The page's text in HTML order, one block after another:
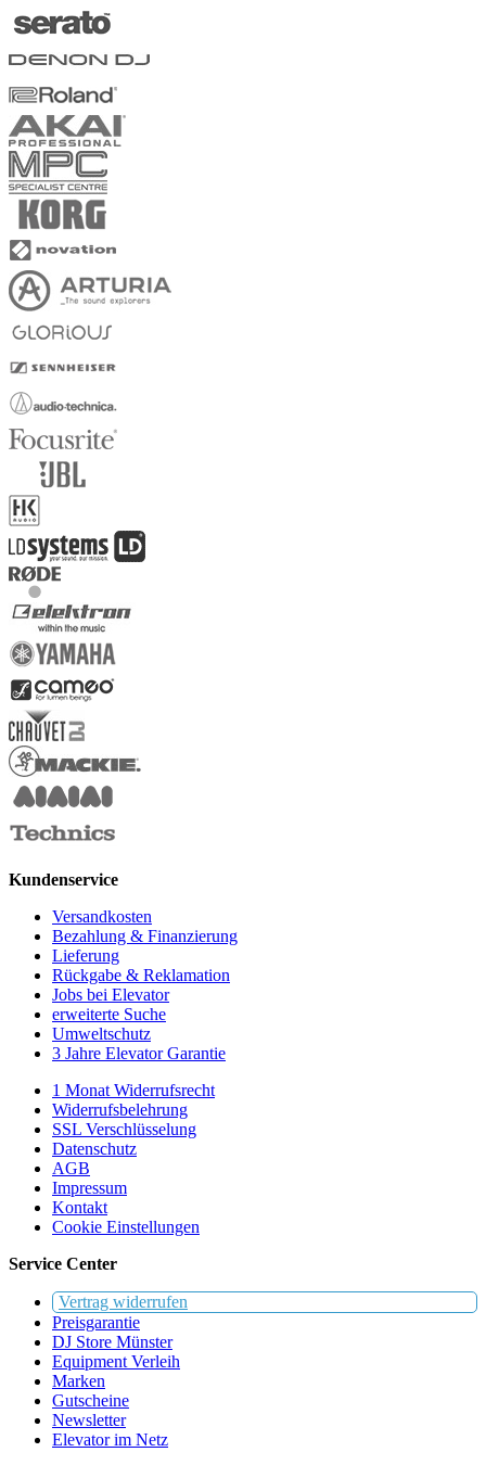
Kundenservice
Versandkosten
Bezahlung & Finanzierung
Lieferung
Rückgabe & Reklamation
Jobs bei Elevator
erweiterte Suche
Umweltschutz
3 Jahre Elevator Garantie
1 Monat Widerrufsrecht
Widerrufsbelehrung
SSL Verschlüsselung
Datenschutz
AGB
Impressum
Kontakt
Cookie Einstellungen
Service Center
Vertrag widerrufen
Preisgarantie
DJ Store Münster
Equipment Verleih
Marken
Gutscheine
Newsletter
Elevator im Netz